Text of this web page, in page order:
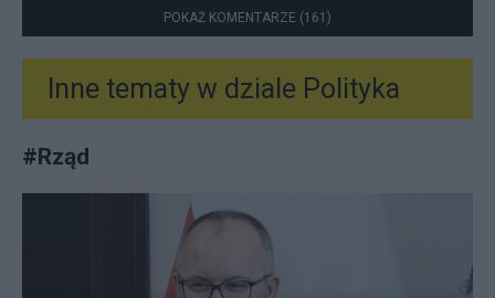
POKAŻ KOMENTARZE (161)
Inne tematy w dziale Polityka
#Rząd